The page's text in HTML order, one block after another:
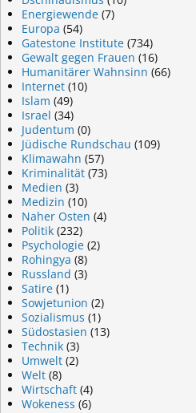
Energiewende (7)
Europa (54)
Gatestone Institute (734)
Gewalt gegen Frauen (16)
Humanitärer Wahnsinn (66)
Internet (10)
Islam (49)
Israel (34)
Judentum (0)
Jüdische Rundschau (109)
Klimawahn (57)
Kriminalität (73)
Medien (3)
Medizin (10)
Naher Osten (4)
Politik (232)
Psychologie (2)
Rohingya (8)
Russland (3)
Satire (1)
Sowjetunion (2)
Sozialismus (1)
Südostasien (13)
Technik (3)
Umwelt (2)
Welt (8)
Wirtschaft (4)
Wokeness (6)